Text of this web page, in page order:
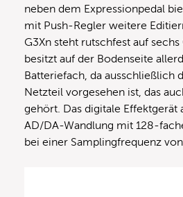
neben dem Expressionpedal
mit Push-Regler weitere
G3Xn steht rutschfest auf
besitzt auf der Bodenseite
Batteriefach, da ausschließlich
Netzteil vorgesehen ist, das
gehört. Das digitale Effektgerät
AD/DA-Wandlung mit 128-
bei einer Samplingfrequenz